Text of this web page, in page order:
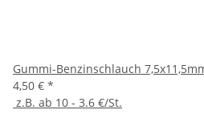
Gummi-Benzinschlauch
4,50 € *
z.B. ab 10 - 3.6 €/St.